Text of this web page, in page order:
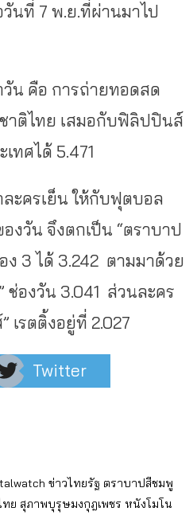
วันที่ 7 พ.ย.ที่ผ่านมาไป
วัน คือ การถ่ายทอดสด
าติไทย เสมอกับฟิลิปปินส์
ทศได้ 5.471
ละครเย็น ให้กับฟุตบอล
งวัน จึงตกเป็น “ตราบาป
ง 3 ได้ 3.242 ตามมาด้วย
ช่องวัน 3.041 ส่วนละคร
เรตติ้งอยู่ที่ 2.027
Twitter
ข่าวไทยรัฐ ตราบาปสีชมพู
ย สุภาพบุรุษมงกุฎเพชร หนังโมโน